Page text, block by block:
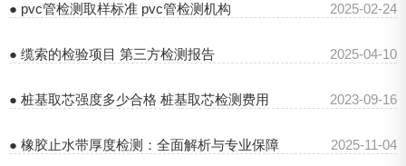
● pvc管检测取样标准 pvc管检测机构 2025-02-24
● 缆索的检验项目 第三方检测报告 2025-04-10
● 桩基取芯强度多少合格 桩基取芯检测费用 2023-09-16
● 橡胶止水带厚度检测：全面解析与专业保障 2025-11-04